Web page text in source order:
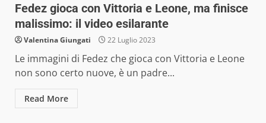
Fedez gioca con Vittoria e Leone, ma finisce
malissimo: il video esilarante
Valentina Giungati 22 Luglio 2023
Le immagini di Fedez che gioca con Vittoria e Leone
non sono certo nuove, è un padre...
Read More